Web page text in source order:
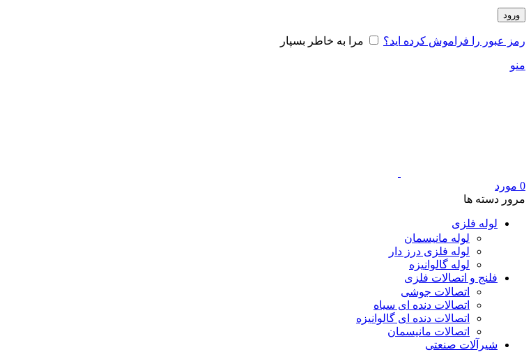
ورود
رمز عبور را فراموش کرده اید؟ مرا به خاطر بسپار
منو
0 مورد
مرور دسته ها
لوله فلزی
لوله مانیسمان
لوله فلزی درز دار
لوله گالوانیزه
فلنج و اتصالات فلزی
اتصالات جوشی
اتصالات دنده ای سیاه
اتصالات دنده ای گالوانیزه
اتصالات مانیسمان
شیرآلات صنعتی